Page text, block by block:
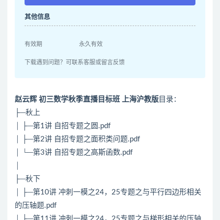
其他信息
有效期 永久有效
下载遇到问题？可联系客服或留言反馈
赵云辉 初三数学秋季直播目标班 上海沪教版 目录：
├─秋上
│ ├─第1讲 自招专题之圆.pdf
│ ├─第2讲 自招专题之面积类问题.pdf
│ └─第3讲 自招专题之高斯函数.pdf
├─秋下
│ ├─第10讲 冲刺一模之24，25专题之与平行四边形相关
的压轴题.pdf